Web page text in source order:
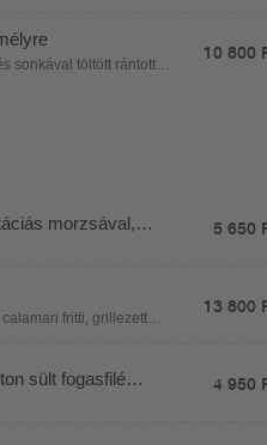
sonkával töltött rántott
10 800
morzsával,
5 650
fritti, grillezett
kapros mártás
13 800
sült fogasfilé
4 950